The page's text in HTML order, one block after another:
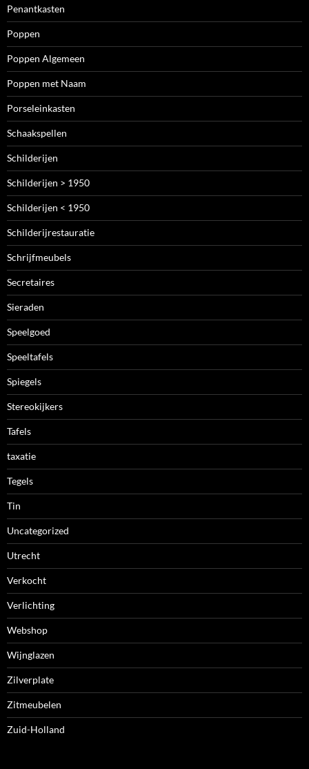
Penantkasten
Poppen
Poppen Algemeen
Poppen met Naam
Porseleinkasten
Schaakspellen
Schilderijen
Schilderijen > 1950
Schilderijen < 1950
Schilderijrestauratie
Schrijfmeubels
Secretaires
Sieraden
Speelgoed
Speeltafels
Spiegels
Stereokijkers
Tafels
taxatie
Tegels
Tin
Uncategorized
Utrecht
Verkocht
Verlichting
Webshop
Wijnglazen
Zilverplate
Zitmeubelen
Zuid-Holland